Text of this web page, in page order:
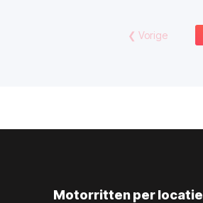
❮ Vorige
Motorritten per locatie